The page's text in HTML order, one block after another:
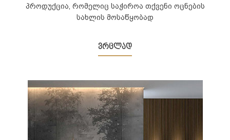
პროდუქცია, რომელიც საჭიროა თქვენი ოცნების
სახლის მოსაწყობად
ვრცლად